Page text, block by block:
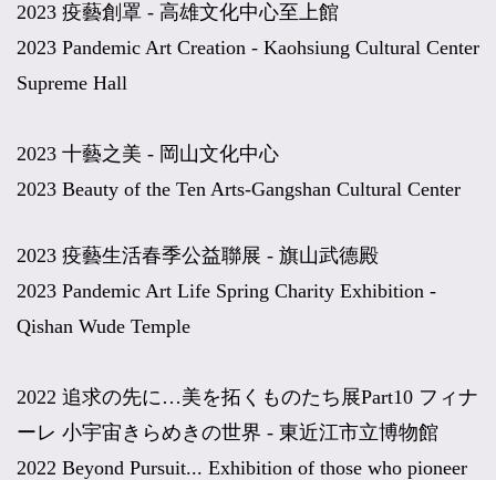
2023 疫藝創罩 - 高雄文化中心至上館
2023 Pandemic Art Creation - Kaohsiung Cultural Center
Supreme Hall
2023 十藝之美 - 岡山文化中心
2023 Beauty of the Ten Arts-Gangshan Cultural Center
2023 疫藝生活春季公益聯展 - 旗山武德殿
2023 Pandemic Art Life Spring Charity Exhibition -
Qishan Wude Temple
2022 追求の先に…美を拓くものたち展Part10 フィナ
ーレ 小宇宙きらめきの世界 - 東近江市立博物館
2022 Beyond Pursuit... Exhibition of those who pioneer